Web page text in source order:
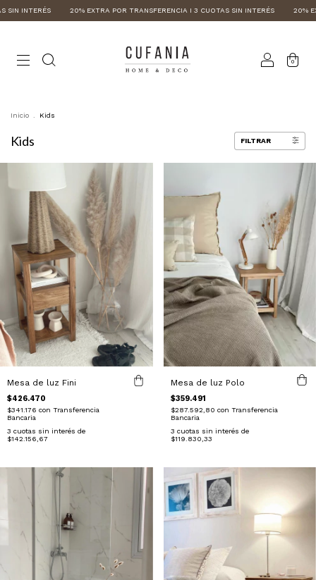
EXTRA POR TRANSFERENCIA I 3 CUOTAS SIN INTERÉS 20% EXTRA POR
0
Inicio Kids
Kids FILTRAR
Mesa de luz Fini
$426.470
$341.176 con Transferencia
Bancaria
3 cuotas sin interés de
$142.156,67
Mesa de luz Polo
$359.491
$287.592,80 con Transferencia
Bancaria
3 cuotas sin interés de
$119.830,33